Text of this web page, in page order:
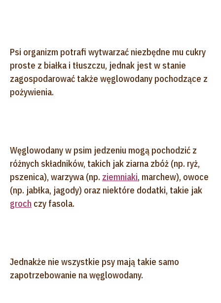
Psi organizm potrafi wytwarzać niezbędne mu cukry
proste z białka i tłuszczu, jednak jest w stanie
zagospodarować także węglowodany pochodzące z
pożywienia.
Węglowodany w psim jedzeniu mogą pochodzić z
różnych składników, takich jak ziarna zbóż (np. ryż,
pszenica), warzywa (np. ziemniaki, marchew), owoce
(np. jabłka, jagody) oraz niektóre dodatki, takie jak
groch czy fasola.
Jednakże nie wszystkie psy mają takie samo
zapotrzebowanie na węglowodany.